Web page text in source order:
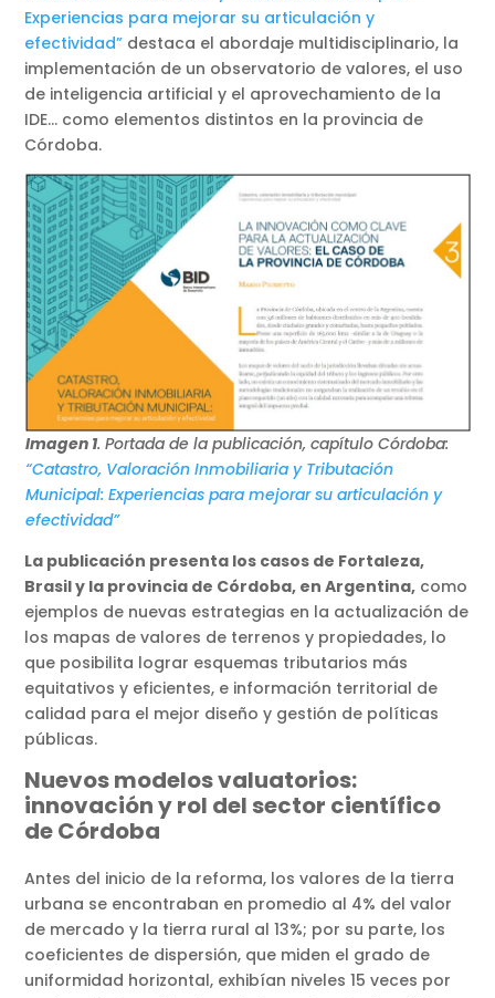
Experiencias para mejorar su articulación y
efectividad” destaca el abordaje multidisciplinario, la
implementación de un observatorio de valores, el uso
de inteligencia artificial y el aprovechamiento de la
IDE… como elementos distintos en la provincia de
Córdoba.
Imagen 1. Portada de la publicación, capítulo Córdoba:
“Catastro, Valoración Inmobiliaria y Tributación
Municipal: Experiencias para mejorar su articulación y
efectividad”
La publicación presenta los casos de Fortaleza,
Brasil y la provincia de Córdoba, en Argentina, como
ejemplos de nuevas estrategias en la actualización de
los mapas de valores de terrenos y propiedades, lo
que posibilita lograr esquemas tributarios más
equitativos y eficientes, e información territorial de
calidad para el mejor diseño y gestión de políticas
públicas.
Nuevos modelos valuatorios:
innovación y rol del sector científico
de Córdoba
Antes del inicio de la reforma, los valores de la tierra
urbana se encontraban en promedio al 4% del valor
de mercado y la tierra rural al 13%; por su parte, los
coeficientes de dispersión, que miden el grado de
uniformidad horizontal, exhibían niveles 15 veces por